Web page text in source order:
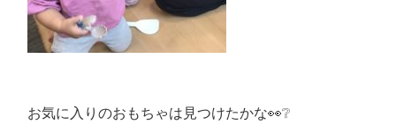
お気に入りのおもちゃは見つけたかな👀❔